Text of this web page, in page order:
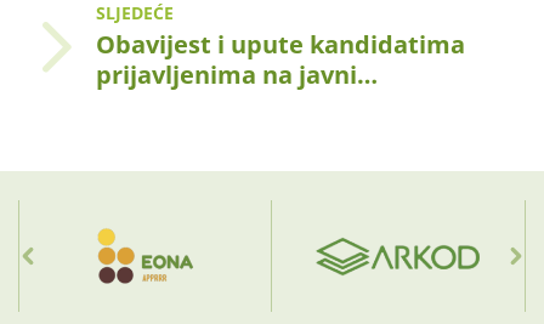
SLJEDEĆE
Obavijest i upute kandidatima
prijavljenima na javni…